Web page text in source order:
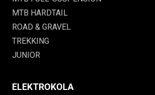
MTB HARDTAIL
ROAD & GRAVEL
TREKKING
JUNIOR
ELEKTROKOLA